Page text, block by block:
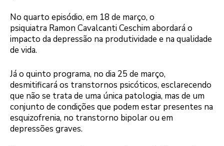
No quarto episódio, em 18 de março, o
psiquiatra Ramon Cavalcanti Ceschim abordará o
impacto da depressão na produtividade e na qualidade
de vida.
Já o quinto programa, no dia 25 de março,
desmitificará os transtornos psicóticos, esclarecendo
que não se trata de uma única patologia, mas de um
conjunto de condições que podem estar presentes na
esquizofrenia, no transtorno bipolar ou em
depressões graves.